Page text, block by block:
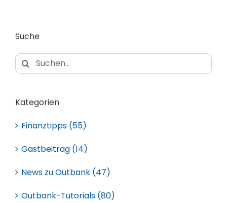
Suche
Suche
nach:
Kategorien
Finanztipps (55)
Gastbeitrag (14)
News zu Outbank (47)
Outbank-Tutorials (80)